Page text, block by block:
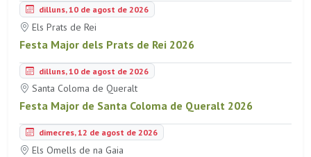
dilluns, 10 de agost de 2026
Els Prats de Rei
Festa Major dels Prats de Rei 2026
dilluns, 10 de agost de 2026
Santa Coloma de Queralt
Festa Major de Santa Coloma de Queralt 2026
dimecres, 12 de agost de 2026
Els Omells de na Gaia